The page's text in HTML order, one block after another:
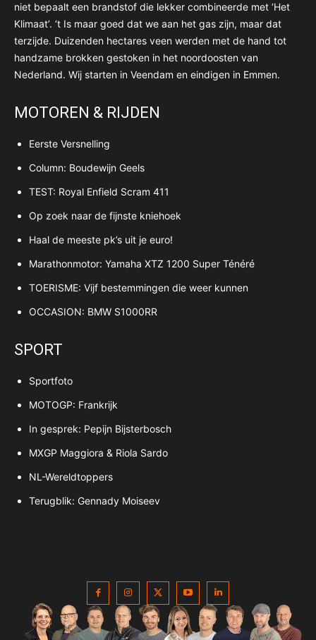
niet bepaalt een brandstof die lekker combineerde met ‘Het
Klimaat’. ‘t Is maar goed dat we aan het gas zijn, maar dat
terzijde. Duizenden hectares veen werden met de hand tot
handzame brokken gestoken in het noordoosten van
Nederland. Wij starten in Veendam en eindigen in Emmen.
MOTOREN & RIJDEN
Eerste Versnelling
Column: Boudewijn Geels
TEST: Royal Enfield Scram 411
Op zoek naar de fijnste kniehoek
Haal de meeste pk’s uit je euro!
Marathonmotor: Yamaha XTZ 1200 Super Ténéré
TOERISME: Vijf bestemmingen die weer kunnen
OCCASION: BMW S1000RR
SPORT
Sportfoto
MOTOGP: Frankrijk
In gesprek: Pepijn Bijsterbosch
MXGP Maggiora & Riola Sardo
NL-Wereldtoppers
Terugblik: Gennady Moiseev